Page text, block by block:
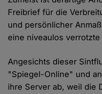
Freibrief für die
und persönlicher
eine niveaulos verrotzte
Angesichts dieser
"Spiegel-Online" und
ihre Server ab, weil die